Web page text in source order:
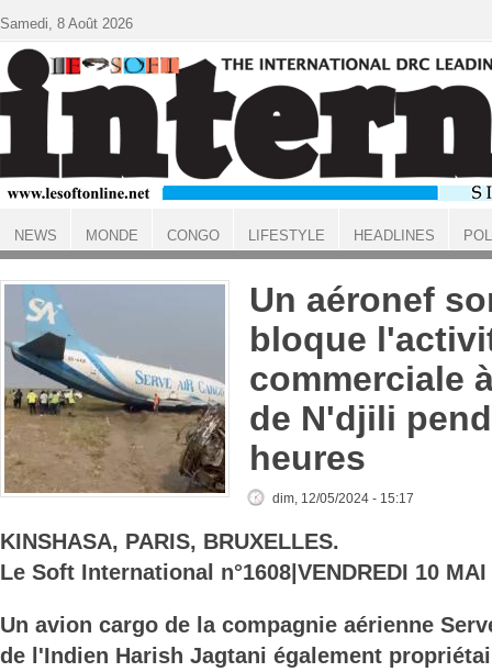
ACCUEIL
Un aéronef
bloque
commerciale
de N'djili
heures
dim, 12/05/2024 - 15:17
KINSHASA, PARIS, BRUXELLES.
Le Soft International n°1608|VENDREDI 10 MAI
Un avion cargo de la compagnie aérienne
de l'Indien Harish Jagtani également
Samedi, 8 Août 2026
NEWS MONDE CONGO LIFESTYLE HEADLINES